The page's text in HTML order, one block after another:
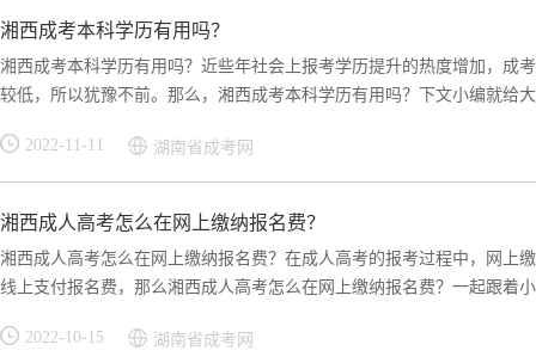
湘西成考本科学历有用吗？
湘西成考本科学历有用吗？近些年社会上报考学历提升的热度增加，成
较低，所以犹豫不前。那么，湘西成考本科学历有用吗？下文小编就给
2022-11-11 湖南省成考网
湘西成人高考怎么在网上缴纳报名费？
湘西成人高考怎么在网上缴纳报名费？在成人高考的报考过程中，网上
线上支付报名费，那么湘西成人高考怎么在网上缴纳报名费？一起跟着
2022-10-15 湖南省成考网